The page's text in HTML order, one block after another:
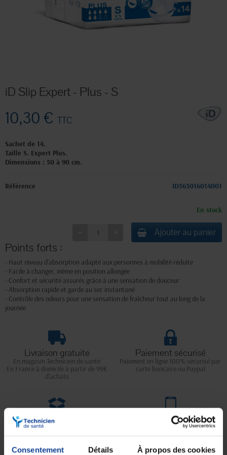
Consentement Détails À propos des cookies
iD Slip Expert - Plus - S
10,30 € TTC
Sachet de 14.
Taille S. Expert Plus.
Dimensions : 50 à 90 cm.
Référence ID563016014001
En stock
Ajouter au panier
Points forts :
- Haut niveau d'absorption adapté aux personnes à mobilité réduite
- Facile à changer, même en position allongée
- Confort et sécurité assurés grâce à une sensation de douceur
- Absorption rapide et garde au sec instantané
- Contrôle des odeurs pour une sensation de fraîcheur tout au long de la
journée
Livraison gratuite
En magasin Technicien de santé
En France à domicile à partir de 99€
d'achats
Paiement sécurisé
Paiement en ligne 100% sécurisé par
carte bancaire ou Paypal
Expédition
soignée et discrète
Service client
Lundi au jeudi : 9h à 12h30 - 13h30 à
18h
Le vendredi jusqu'à 17h